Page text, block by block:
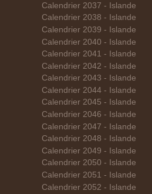
Calendrier 2037 - Islande
Calendrier 2038 - Islande
Calendrier 2039 - Islande
Calendrier 2040 - Islande
Calendrier 2041 - Islande
Calendrier 2042 - Islande
Calendrier 2043 - Islande
Calendrier 2044 - Islande
Calendrier 2045 - Islande
Calendrier 2046 - Islande
Calendrier 2047 - Islande
Calendrier 2048 - Islande
Calendrier 2049 - Islande
Calendrier 2050 - Islande
Calendrier 2051 - Islande
Calendrier 2052 - Islande